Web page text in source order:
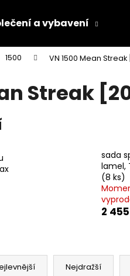
a vybavení
1500 VN 1500 Mean Streak
Streak
sada
lamel,
(8 ks)
2
Nejdražší
OPRAVNÁ